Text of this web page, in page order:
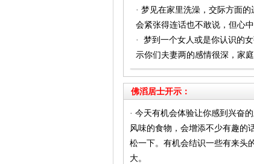
· 梦见在家里洗澡，交际方面
会紧张得连话也不敢说，但心中
· 梦到一个女人或是你认识的
示你们夫妻两的感情很深，家
佛滔居士开示：
· 今天有机会体验让你感到兴奋
风味的食物，会增添不少有趣的
松一下。有机会结识一些有来头
大。